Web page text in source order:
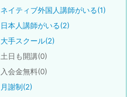
ネイティブ外国人講師がいる(1)
日本人講師がいる(2)
大手スクール(2)
土日も開講(0)
入会金無料(0)
月謝制(2)